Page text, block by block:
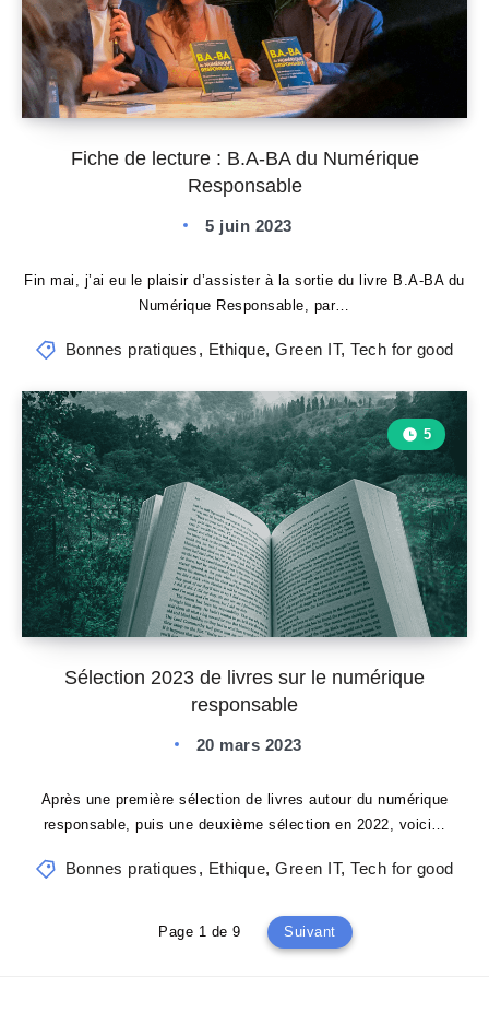
Fiche de lecture : B.A-BA du Numérique
Responsable
5 juin 2023
Fin mai, j’ai eu le plaisir d’assister à la sortie du livre B.A-BA du
Numérique Responsable, par…
Bonnes pratiques, Ethique,Green IT,Tech for good
Sélection 2023 de livres sur le numérique
responsable
5
20 mars 2023
Après une première sélection de livres autour du numérique
responsable, puis une deuxième sélection en 2022, voici…
Bonnes pratiques, Ethique,Green IT,Tech for good
Page 1 de 9 Suivant